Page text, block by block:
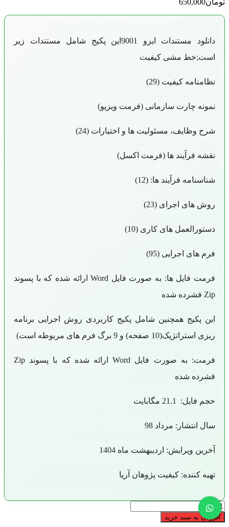
دانلود مستندات ایزو 9001
این پکیج شامل مستندات زیر
است;خط مشی کیفیت
نظامنامه کیفیت (29)
نمونه چارت سازمانی (فرمت ویزیو)
شرح وظایف، مسئولیت ها و اختیارات (24)
نقشه فرآیند ها (فرمت اکسل)
شناسنامه فرآیند ها: (12)
روش های اجرای (23)
دستورالعمل های کاری (10)
فرم های اجرایی (95)
فرمت فایل ها: به صورت فایل Word ارائه شده که با پسوند
Zip فشرده شده
این پکیج همچنین شامل پکیج کاربردی روش اجرایی برنامه
ریزی استراتژیک(10 صفحه) و 9 برگ فرم های مربوطه است)
فرمت: به صورت فایل Word ارائه شده که با پسوند Zip
فشرده شده
حجم فایل: 21.1 مگابایت
سال انتشار: مرداد 98
آخرین ویرایش: اردیبهشت ماه 1404
تهیه کننده: کیفیت پژوهان آریا
دانلود
مستندات
ایزو
افزودن به سبد خرید